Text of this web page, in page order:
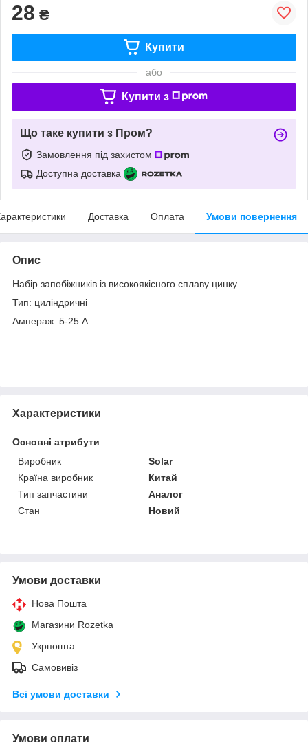
28 ₴
Купити
або
Купити з
Що таке купити з Пром?
Замовлення під захистом
Доступна доставка
Доставка Оплата Умови повернення
Опис
Набір запобіжників із високоякісного сплаву цинку
Тип: циліндричні
Ампераж: 5-25 А
Характеристики
Основні атрибути
Виробник
Solar
Країна виробник
Китай
Тип запчастини
Аналог
Стан
Новий
Умови доставки
Нова Пошта
Магазини Rozetka
Укрпошта
Самовивіз
Всі умови доставки
Умови оплати